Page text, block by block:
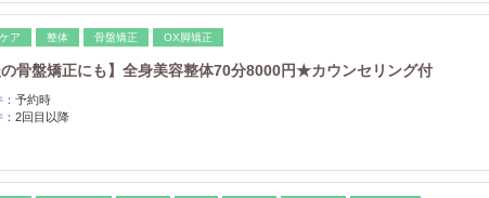
ア 整体 骨盤矯正 OX脚矯正
の骨盤矯正にも】全身美容整体70分8000円★カウンセリング付
予約時
2回目以降